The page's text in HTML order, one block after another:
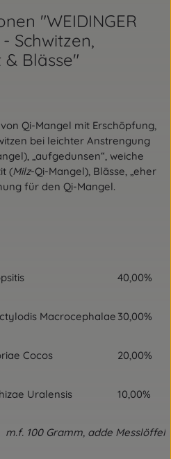
"WEIDINGER
- Schwitzen,
Blässe"
Qi-Mangel mit Erschöpfung,
bei leichter Anstrengung
„aufgedunsen“, weiche
(Milz-Qi-Mangel), Blässe, „eher
für den Qi-Mangel.
40,00%
Macrocephalae 30,00%
Cocos 20,00%
Uralensis 10,00%
m.f. 100 Gramm, adde Messlöffel